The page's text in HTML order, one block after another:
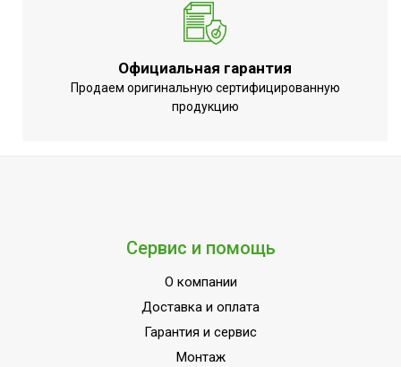
Официальная гарантия
Продаем оригинальную сертифицированную
продукцию
Сервис и помощь
О компании
Доставка и оплата
Гарантия и сервис
Монтаж